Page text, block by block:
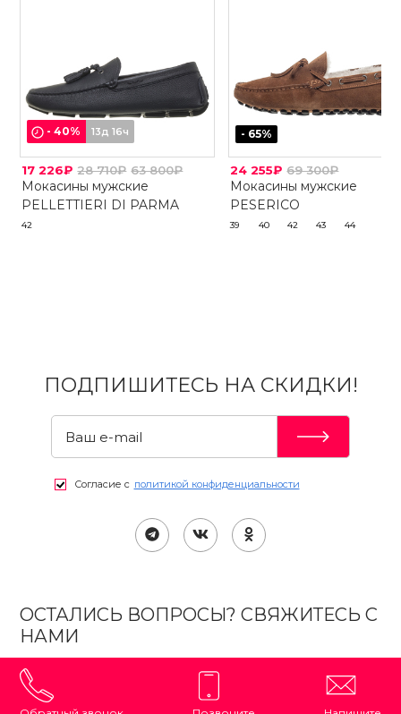
-40% 13д 16ч
17 226₽ 28 710₽ 63 800₽
Мокасины мужские
PELLETTIERI DI PARMA
42
- 65%
24 255₽ 69 300₽
Мокасины мужские
PESERICO
39 40 42 43 44
ПОДПИШИТЕСЬ НА СКИДКИ!
Согласие с политикой конфиденциальности
ОСТАЛИСЬ ВОПРОСЫ? СВЯЖИТЕСЬ С
НАМИ